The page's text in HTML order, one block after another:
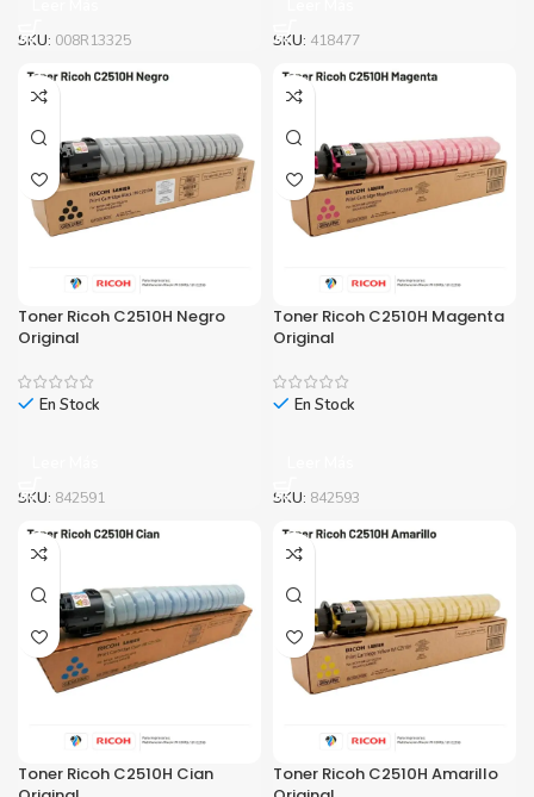
SKU: 008R13325 SKU: 418477
Toner Ricoh C2510H Negro
Original
En Stock
SKU: 842591
Toner Ricoh C2510H Magenta
Original
En Stock
SKU: 842593
Toner Ricoh C2510H Cian
Toner Ricoh C2510H Amarillo